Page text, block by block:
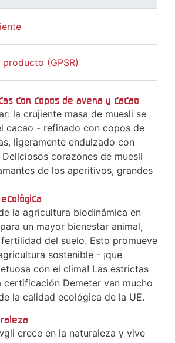
(GPSR)
con copos de avena y cacao
la crujiente masa de muesli se
cacao - refinado con copos de
ligeramente endulzado con
corazones de muesli
de los aperitivos, grandes
la agricultura biodinámica en
un mayor bienestar animal,
del suelo. Esto promueve
sostenible - ¡que
con el clima! Las estrictas
certificación Demeter van mucho
la calidad ecológica de la UE.
crece en la naturaleza y vive